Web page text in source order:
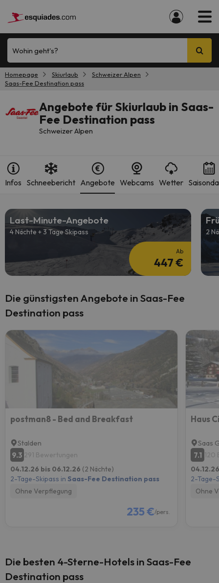
Wohin geht's?
Homepage Skiurlaub
Schweizer Alpen
Saas-Fee Destination pass
Angebote für Skiurlaub in Saas-
Fee Destination pass
Schweizer Alpen
Infos Schneebericht Angebote Webcams Wetter
Last-Minute-Angebote
4 Nächte + 3 Tage Skipass
Ab
447 €
2
Die günstigsten Angebote in Saas-Fee
Destination pass
postman8 - Bed and Breakfast
Stalden
9.3 291 Bewertungen
04.12.26 bis 06.12.26 (2 Nächte)
2-Tage-Skipass in Saas-Fee Destination pass
Ohne Verpflegung
235 €/pers.
Haus
Saas
7.1 120
2-Tage-
Ohne
Die besten 4-Sterne-Hotels in Saas-Fee
Destination pass